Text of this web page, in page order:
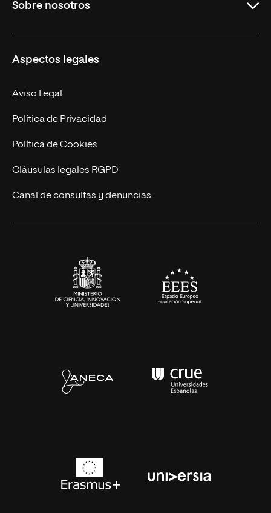
Derecho
Empresa
MBA
Marketing y Comunicación
Ingeniería
Diseño
Ciencias de la Salud
Sobre nosotros
Nuestro Equipo
Contacto
Aspectos legales
Aviso Legal
Política de Privacidad
Política de Cookies
Cláusulas legales RGPD
Canal de consultas y denuncias